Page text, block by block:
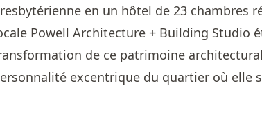
en un hôtel de 23 chambres
Powell Architecture + Building Studio
de ce patrimoine
excentrique du quartier où elle